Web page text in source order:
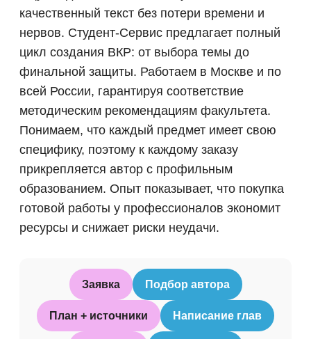
качественный текст без потери времени и
нервов. Студент-Сервис предлагает полный
цикл создания ВКР: от выбора темы до
финальной защиты. Работаем в Москве и по
всей России, гарантируя соответствие
методическим рекомендациям факультета.
Понимаем, что каждый предмет имеет свою
специфику, поэтому к каждому заказу
прикрепляется автор с профильным
образованием. Опыт показывает, что покупка
готовой работы у профессионалов экономит
ресурсы и снижает риски неудачи.
Заявка Подбор автора
План + источники Написание глав